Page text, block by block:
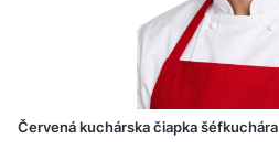
Červená kuchárska čiapka šéfkuchára